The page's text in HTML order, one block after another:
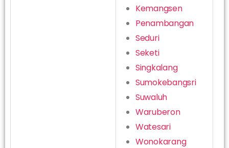
Kemangsen
Penambangan
Seduri
Seketi
Singkalang
Sumokebangsri
Suwaluh
Waruberon
Watesari
Wonokarang